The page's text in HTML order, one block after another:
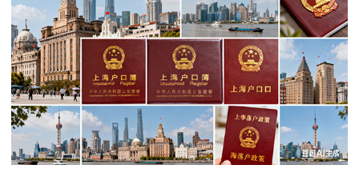
联
系
我
们